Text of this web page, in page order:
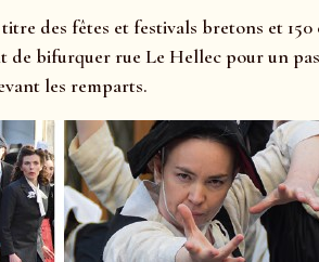
des fêtes et festivals bretons et
bifurquer rue Le Hellec pour un
les remparts.